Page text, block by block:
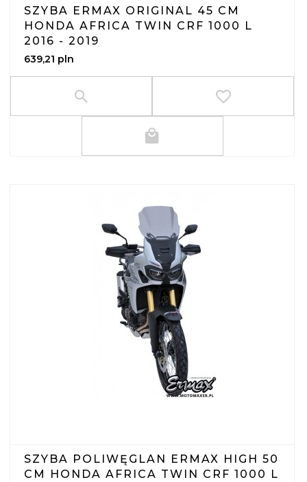
SZYBA ERMAX ORIGINAL 45 CM
HONDA AFRICA TWIN CRF 1000 L
2016 - 2019
639,21 pln
SZYBA POLIWĘGLAN ERMAX HIGH 50
CM HONDA AFRICA TWIN CRF 1000 L